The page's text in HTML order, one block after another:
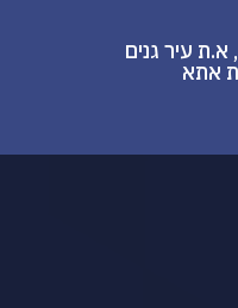
המעפילים 27, א.ת עיר גנים